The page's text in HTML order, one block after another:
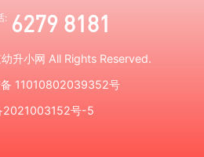
: 6279 8181
升小网 All Rights Reserved.
备 11010802039352号
2021003152号-5